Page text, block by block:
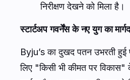
निरीक्षण देखने को मिला है।
स्टार्टअप गवर्नेंस के नए युग का
Byju’s का दुखद पतन उभरती हुई
लिए "किसी भी कीमत पर